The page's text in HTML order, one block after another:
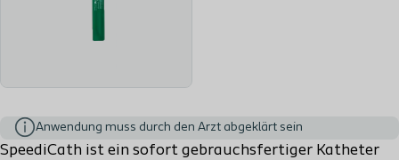
Anwendung muss durch den Arzt abgeklärt sein
SpeediCath ist ein sofort gebrauchsfertiger Katheter